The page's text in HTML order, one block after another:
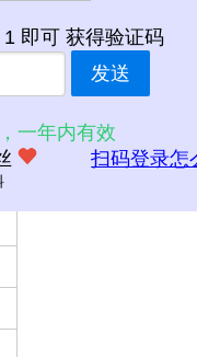
即可 获得验证码
发送
一年内有效
扫码登录怎